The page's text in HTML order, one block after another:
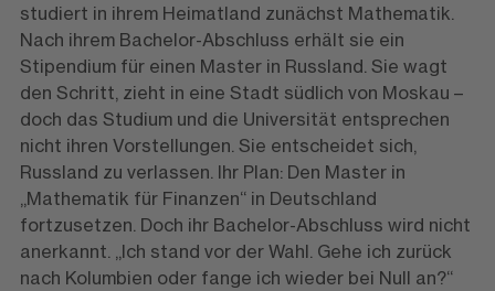
studiert in ihrem Heimatland zunächst Mathematik.
Nach ihrem Bachelor-Abschluss erhält sie ein
Stipendium für einen Master in Russland. Sie wagt
den Schritt, zieht in eine Stadt südlich von Moskau –
doch das Studium und die Universität entsprechen
nicht ihren Vorstellungen. Sie entscheidet sich,
Russland zu verlassen. Ihr Plan: Den Master in
„Mathematik für Finanzen“ in Deutschland
fortzusetzen. Doch ihr Bachelor-Abschluss wird nicht
anerkannt. „Ich stand vor der Wahl. Gehe ich zurück
nach Kolumbien oder fange ich wieder bei Null an?“